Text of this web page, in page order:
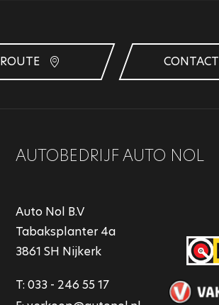
ROUTE CONTACT
AUTOBEDRIJF AUTO NOL
Auto Nol B.V
Tabaksplanter 4a
3861 SH Nijkerk
T: 033 - 246 55 17